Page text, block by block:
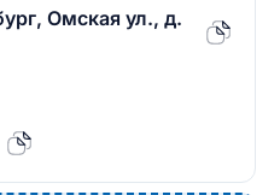
Омская ул., д.